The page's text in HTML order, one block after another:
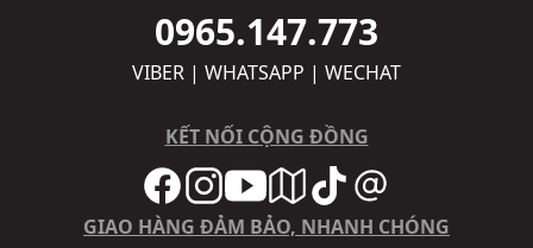
0965.147.773
VIBER | WHATSAPP | WECHAT
KẾT NỐI CỘNG ĐỒNG
GIAO HÀNG ĐẢM BẢO, NHANH CHÓNG